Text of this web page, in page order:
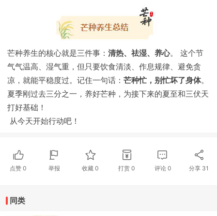
芒种养生的核心就是三件事： 清热、祛湿、养心。 这个节
气气温高、湿气重，但只要饮食清淡、作息规律、避免贪
凉，就能平稳度过。记住一句话： 芒种忙，别忙坏了身体。
夏季刚过去三分之一，养好芒种，为接下来的夏至和三伏天
打好基础！
从今天开始行动吧！
点赞 0 举报 收藏0 打赏 0 评论 0 分享 31
同类